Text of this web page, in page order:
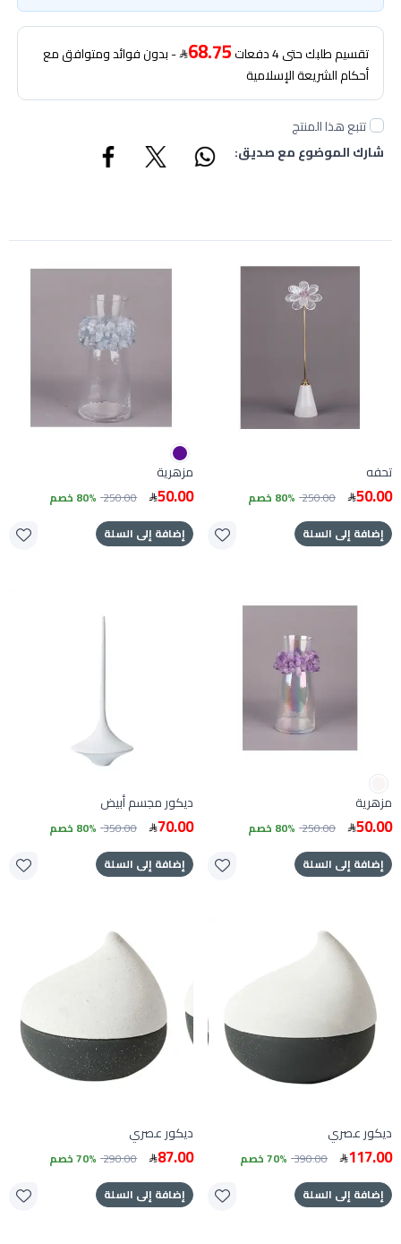
تقسيم طلبك حتى 4 دفعات 68.75 - بدون فوائد ومتوافق مع
أحكام الشريعة الإسلامية
تتبع هذا المنتج
شارك الموضوع مع صديق:
تحفه
50.00
250.00 80% خصم
إضافة إلى السلة
مزهرية
50.00
250.00 80% خصم
إضافة إلى السلة
مزهرية
50.00
250.00 80% خصم
إضافة إلى السلة
ديكور مجسم أبيض
70.00
350.00 80% خصم
إضافة إلى السلة
ديكور عصري
117.00
390.00 70% خصم
إضافة إلى السلة
ديكور عصري
87.00
290.00 70% خصم
إضافة إلى السلة